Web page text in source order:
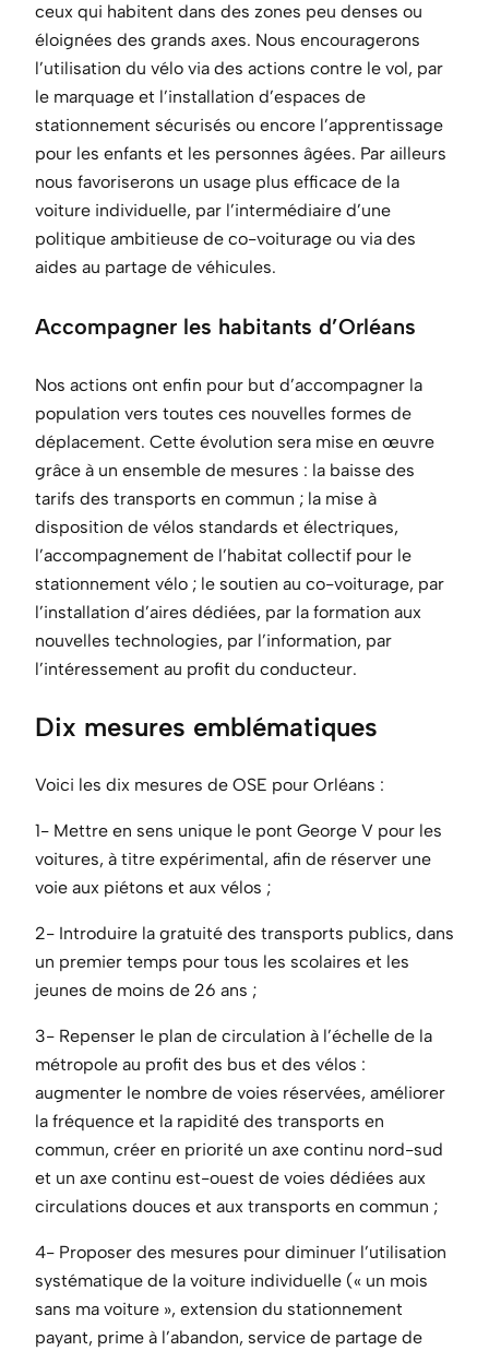
ceux qui habitent dans des zones peu denses ou
éloignées des grands axes. Nous encouragerons
l’utilisation du vélo via des actions contre le vol, par
le marquage et l’installation d’espaces de
stationnement sécurisés ou encore l’apprentissage
pour les enfants et les personnes âgées. Par ailleurs
nous favoriserons un usage plus efficace de la
voiture individuelle, par l’intermédiaire d’une
politique ambitieuse de co-voiturage ou via des
aides au partage de véhicules.
Accompagner les habitants d’Orléans
Nos actions ont enfin pour but d’accompagner la
population vers toutes ces nouvelles formes de
déplacement. Cette évolution sera mise en œuvre
grâce à un ensemble de mesures : la baisse des
tarifs des transports en commun ; la mise à
disposition de vélos standards et électriques,
l’accompagnement de l’habitat collectif pour le
stationnement vélo ; le soutien au co-voiturage, par
l’installation d’aires dédiées, par la formation aux
nouvelles technologies, par l’information, par
l’intéressement au profit du conducteur.
Dix mesures emblématiques
Voici les dix mesures de OSE pour Orléans :
1- Mettre en sens unique le pont George V pour les
voitures, à titre expérimental, afin de réserver une
voie aux piétons et aux vélos ;
2- Introduire la gratuité des transports publics, dans
un premier temps pour tous les scolaires et les
jeunes de moins de 26 ans ;
3- Repenser le plan de circulation à l’échelle de la
métropole au profit des bus et des vélos :
augmenter le nombre de voies réservées, améliorer
la fréquence et la rapidité des transports en
commun, créer en priorité un axe continu nord-sud
et un axe continu est-ouest de voies dédiées aux
circulations douces et aux transports en commun ;
4- Proposer des mesures pour diminuer l’utilisation
systématique de la voiture individuelle (« un mois
sans ma voiture », extension du stationnement
payant, prime à l’abandon, service de partage de